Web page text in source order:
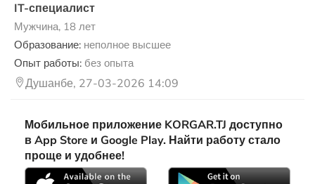
IT-специалист
Мужчина, 18 лет
Образование: неполное высшее
Опыт работы: без опыта
Душанбе, 27-03-2026 14:09
Мобильное приложение KORGAR.TJ доступно
в App Store и Google Play. Найти работу стало
проще и удобнее!